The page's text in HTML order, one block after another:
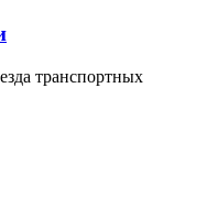
транспортных